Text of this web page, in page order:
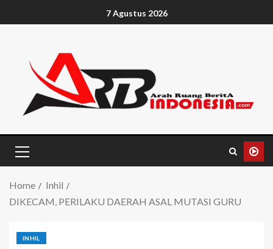
7 Agustus 2026
Home
Inhil
DIKECAM, PERILAKU DAERAH ASAL MUTASI GURU
INHIL